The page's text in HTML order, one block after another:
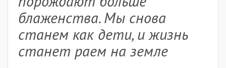
блаженства. Мы снова
станем как дети, и жизнь
станет раем на земле